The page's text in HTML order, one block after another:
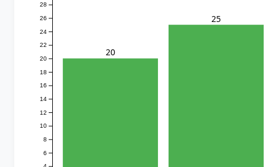
6
8
10
12
14
16
18
20
22
24
26
28
20
25